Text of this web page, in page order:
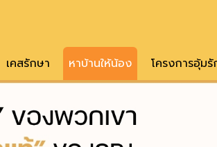
เคสรักษา หาบ้านให้น้อง โครงการอุ้มรั